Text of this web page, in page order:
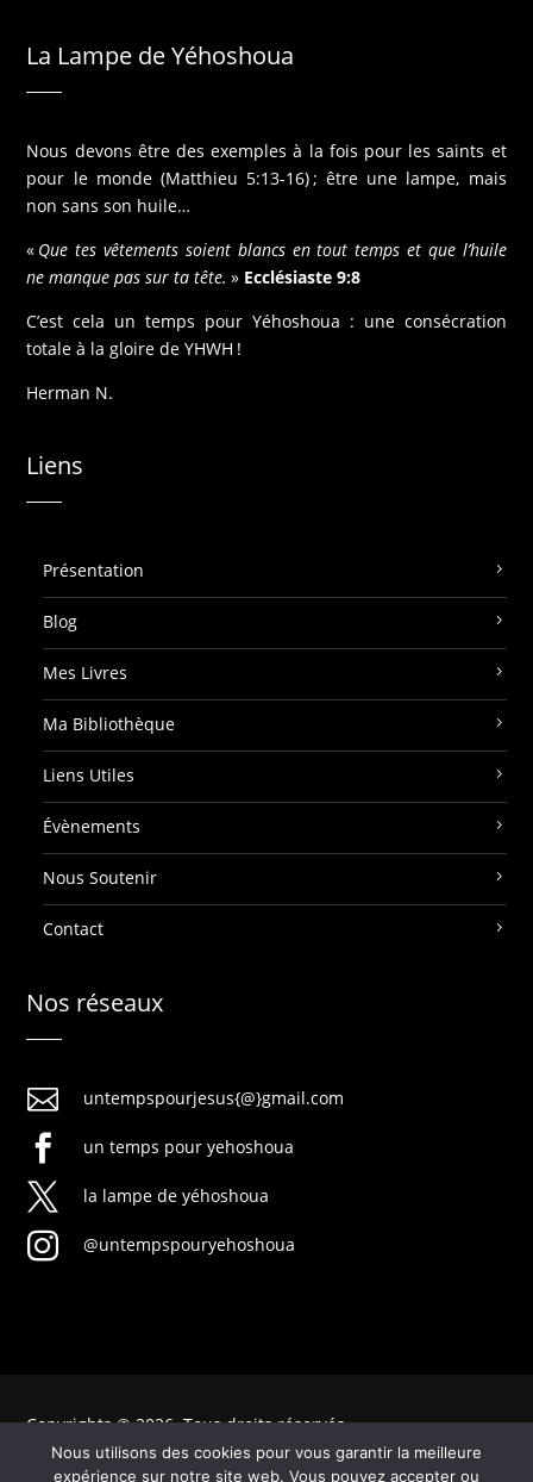
La Lampe de Yéhoshoua
Nous devons être des exemples à la fois pour les saints et
pour le monde (Matthieu 5:13-16) ; être une lampe, mais
non sans son huile…
« Que tes vêtements soient blancs en tout temps et que l’huile
ne manque pas sur ta tête. » Ecclésiaste 9:8
C’est cela un temps pour Yéhoshoua : une consécration
totale à la gloire de YHWH !
Herman N.
Liens
Présentation
Blog
Mes Livres
Ma Bibliothèque
Liens Utiles
Évènements
Nous Soutenir
Contact
Nos réseaux
 untempspourjesus{@}gmail.com
 un temps pour yehoshoua
 la lampe de yéhoshoua
 @untempspouryehoshoua
Copyrights © 2026. Tous droits réservés
Nous utilisons des cookies pour vous garantir la meilleure
expérience sur notre site web. Vous pouvez accepter ou